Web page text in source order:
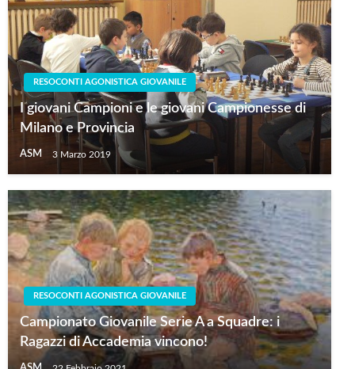
RESOCONTI AGONISTICA GIOVANILE
I giovani Campioni e le giovani Campionesse di
Milano e Provincia
ASM 3 Marzo 2019
RESOCONTI AGONISTICA GIOVANILE
Campionato Giovanile Serie A a Squadre: i
Ragazzi di Accademia vincono!